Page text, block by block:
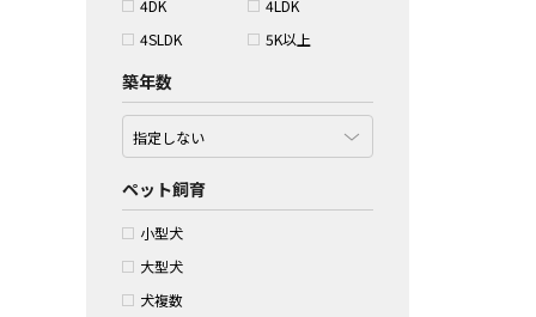
4DK
4LDK
4SLDK
5K以上
築年数
ペット飼育
小型犬
大型犬
犬複数